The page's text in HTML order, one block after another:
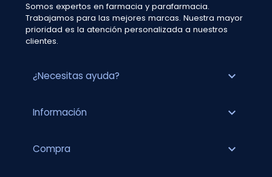
Somos expertos en farmacia y parafarmacia.
Trabajamos para las mejores marcas. Nuestra mayor
prioridad es la atención personalizada a nuestros
clientes.
¿Necesitas ayuda? expand_more
Información expand_more
Compra expand_more